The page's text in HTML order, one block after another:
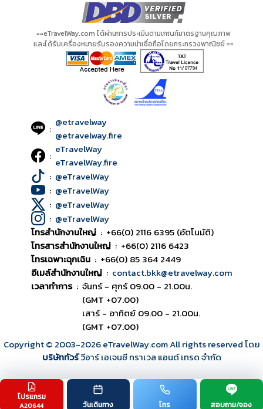
โปรแกรม
A20644 วันเดินทาง โทร สอบถาม/จอง
==eTravelWay.com ได้ผ่านการประเมินตามเกณฑ์มาตรฐานคุณภาพ
และได้รับเครื่องหมายรับรองความน่าเชื่อถือโดยกระทรวงพาณิชย์ ==
: @etravelway
@etravelway.fire
: eTravelWay
eTravelWay.fire
: @eTravelWay
: @eTravelWay
: @eTravelWay
: @eTravelWay
โทรสำนักงานใหญ่ : +66(0) 2116 6395 (อัตโนมัติ)
โทรสารสำนักงานใหญ่ : +66(0) 2116 6423
โทรเฉพาะฉุกเฉิน : +66(0) 85 364 2449
อีเมล์สำนักงานใหญ่ : contact.bkk@etravelway.com
เวลาทำการ : จันทร์ - ศุกร์ 09.00 - 21.00น.
(GMT +07.00)
เสาร์ - อาทิตย์ 09.00 - 21.00น.
(GMT +07.00)
Copyright © 2003-2026eTravelWay.com All rights reserved โดย
บริษัททัวร์วีอาร์ เอเจนซี ทราเวล แอนด์ เทรด จำกัด
TOP